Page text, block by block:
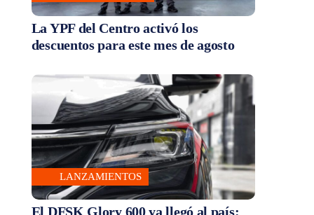
La YPF del Centro activó los
descuentos para este mes de agosto
LANZAMIENTOS
El DFSK Glory 600 ya llegó al país: